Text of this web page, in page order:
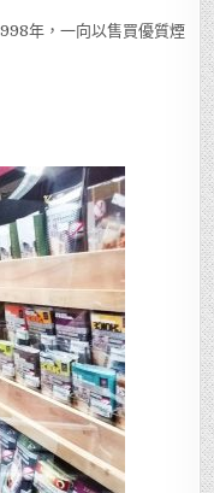
年，一向以售買優質煙